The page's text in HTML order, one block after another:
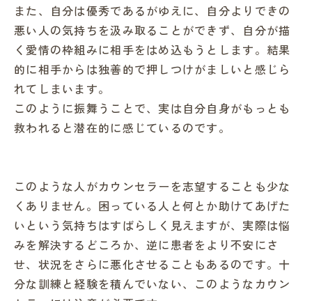
また、自分は優秀であるがゆえに、自分よりできの
悪い人の気持ちを汲み取ることができず、自分が描
く愛情の枠組みに相手をはめ込もうとします。結果
的に相手からは独善的で押しつけがましいと感じら
れてしまいます。
このように振舞うことで、実は自分自身がもっとも
救われると潜在的に感じているのです。
このような人がカウンセラーを志望することも少な
くありません。困っている人と何とか助けてあげた
いという気持ちはすばらしく見えますが、実際は悩
みを解決するどころか、逆に患者をより不安にさ
せ、状況をさらに悪化させることもあるのです。十
分な訓練と経験を積んでいない、このようなカウン